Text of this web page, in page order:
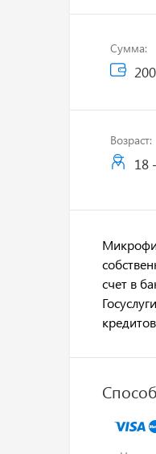
Сумма:
Возраст:
18
счет в